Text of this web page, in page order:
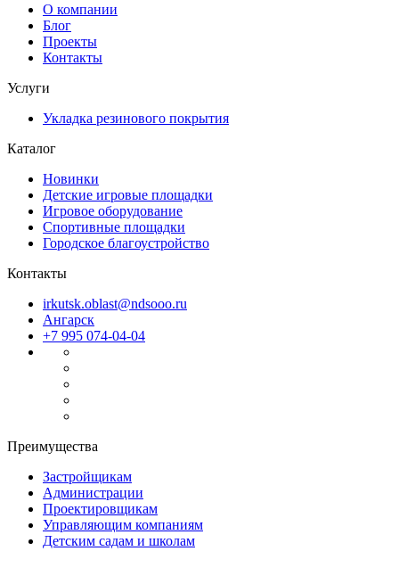
О компании
Блог
Проекты
Контакты
Услуги
Укладка резинового покрытия
Каталог
Новинки
Детские игровые площадки
Игровое оборудование
Спортивные площадки
Городское благоустройство
Контакты
irkutsk.oblast@ndsooo.ru
Ангарск
+7 995 074-04-04
Преимущества
Застройщикам
Администрации
Проектировщикам
Управляющим компаниям
Детским садам и школам